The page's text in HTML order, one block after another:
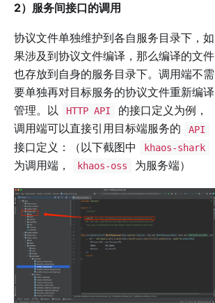
2）服务间接口的调用
协议文件单独维护到各自服务目录下，如
果涉及到协议文件编译，那么编译的文件
也存放到自身的服务目录下。调用端不需
要单独再对目标服务的协议文件重新编译
管理。以
HTTP API
的接口定义为例，
调用端可以直接引用目标端服务的
API
接口定义：（以下截图中 khaos-shark
为调用端， khaos-oss 为服务端）